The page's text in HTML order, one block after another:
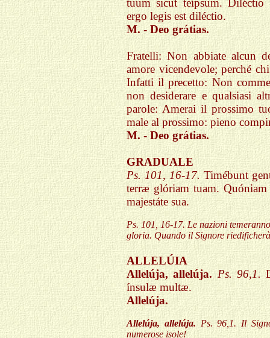
tuum sicut teípsum.
ergo legis est diléctio.
M. - Deo grátias.
Fratelli: Non abbiate alcun
amore vicendevole; perché
Infatti il precetto: Non
non desiderare e qualsiasi
parole: Amerai il prossimo
male al prossimo: pieno
M. - Deo grátias.
GRADUALE
Ps. 101, 16-17.Timébunt
terræ glóriam tuam.
majestáte sua.
Ps. 101, 16-17. Le nazioni
gloria. Quando il Signore
ALLELÚIA
Allelúja, allelúja. Ps. 96,1.
ínsulæ multæ.
Allelúja.
Allelúja, allelúja. Ps. 96,1. Il
numerose isole!